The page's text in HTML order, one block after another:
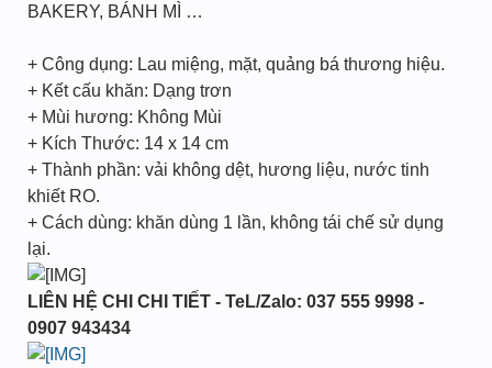
BAKERY, BÁNH MÌ …
+ Công dụng: Lau miệng, mặt, quảng bá thương hiệu.
+ Kết cấu khăn: Dạng trơn
+ Mùi hương: Không Mùi
+ Kích Thước: 14 x 14 cm
+ Thành phần: vải không dệt, hương liệu, nước tinh
khiết RO.
+ Cách dùng: khăn dùng 1 lần, không tái chế sử dụng
lại.
LIÊN HỆ CHI CHI TIẾT - TeL/Zalo: 037 555 9998 -
0907 943434